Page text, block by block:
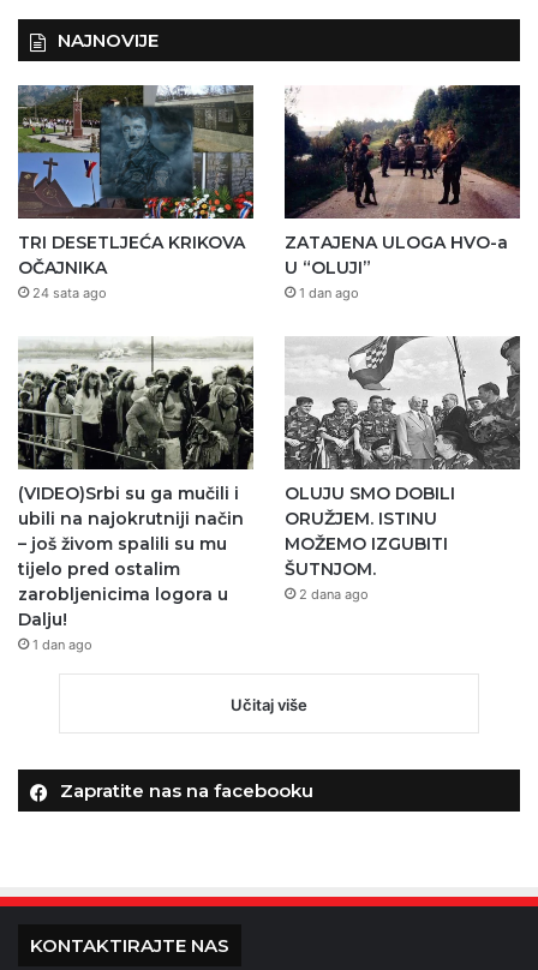
NAJNOVIJE
TRI DESETLJEĆA KRIKOVA
OČAJNIKA
24 sata ago
ZATAJENA ULOGA HVO-a
U “OLUJI”
1 dan ago
(VIDEO)Srbi su ga mučili i
ubili na najokrutniji način
– još živom spalili su mu
tijelo pred ostalim
zarobljenicima logora u
Dalju!
1 dan ago
OLUJU SMO DOBILI
ORUŽJEM. ISTINU
MOŽEMO IZGUBITI
ŠUTNJOM.
2 dana ago
Učitaj više
Zapratite nas na facebooku
KONTAKTIRAJTE NAS